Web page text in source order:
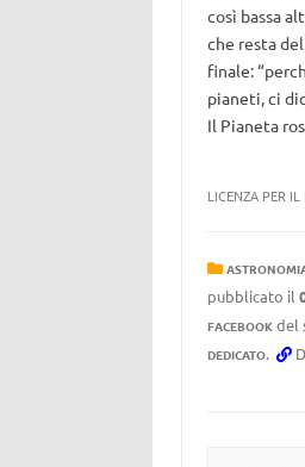
così bassa
che resta
finale:
pianeti, ci
Il Pianeta
LICENZA PER
pubblicato il
FACEBOOKdel
DEDICATO.